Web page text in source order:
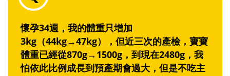
懷孕34週，我的體重只增加
3kg（44kg→47kg），但近三次的產檢，寶寶
體重已經從870g→1500g，到現在2480g，我
怕依此比例成長到預產期會過大，但是不吃主